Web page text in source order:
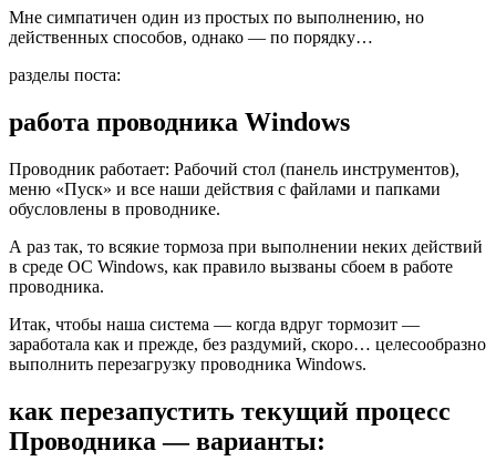
Мне симпатичен один из простых по выполнению, но
действенных способов, однако — по порядку…
разделы поста:
работа проводника Windows
Проводник работает: Рабочий стол (панель инструментов),
меню «Пуск» и все наши действия с файлами и папками
обусловлены в проводнике.
А раз так, то всякие тормоза при выполнении неких действий
в среде ОС Windows, как правило вызваны сбоем в работе
проводника.
Итак, чтобы наша система — когда вдруг тормозит —
заработала как и прежде, без раздумий, скоро… целесообразно
выполнить перезагрузку проводника Windows.
как перезапустить текущий процесс
Проводника — варианты: